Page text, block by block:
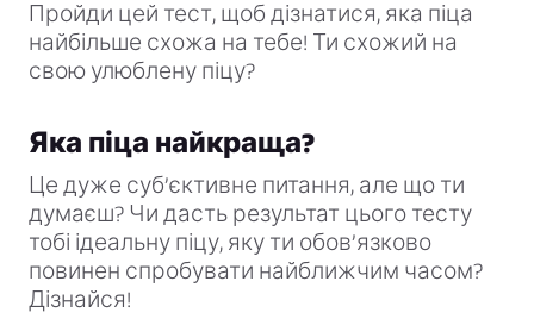
Пройди цей тест, щоб дізнатися, яка піца
найбільше схожа на тебе! Ти схожий на
свою улюблену піцу?
Яка піца найкраща?
Це дуже суб’єктивне питання, але що ти
думаєш? Чи дасть результат цього тесту
тобі ідеальну піцу, яку ти обов’язково
повинен спробувати найближчим часом?
Дізнайся!